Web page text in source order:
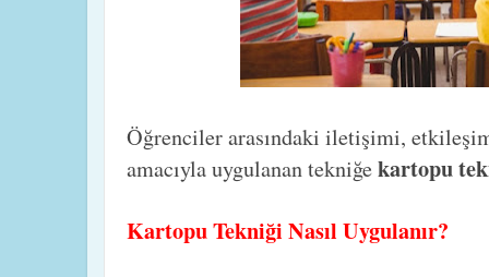
Öğrenciler arasındaki iletişimi,
amacıyla uygulanan tekniğekartopu
Kartopu Tekniği Nasıl Uygulanır?